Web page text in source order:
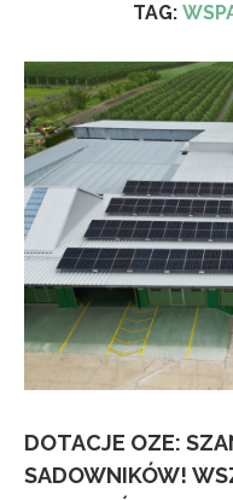
TAG:
DOTACJE OZE:
SADOWNIKÓW!